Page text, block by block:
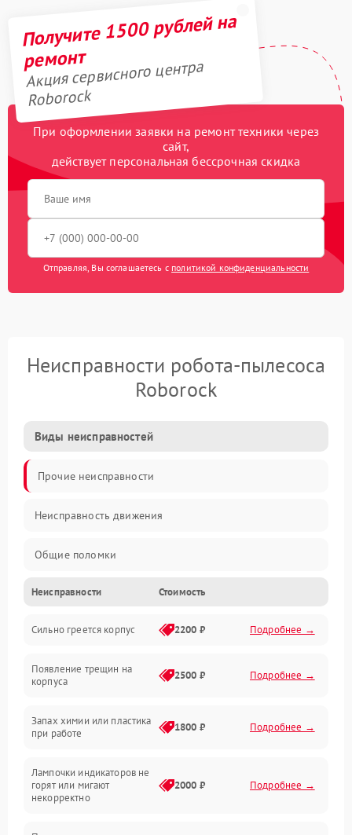
Получите 1500 рублей на
ремонт
Акция сервисного центра
Roborock
При оформлении заявки на ремонт техники через
сайт,
действует персональная бессрочная скидка
Отправляя, Вы соглашаетесь с политикой конфиденциальности
Неисправности робота-пылесоса
Roborock
Виды неисправностей
Прочие неисправности
Неисправность движения
Общие поломки
Неисправность датчиков
Неисправность программного обеспечения
Проблемы с сигналом
Батарея
Неисправности Стоимость
Сильно греется корпус 2200 ₽ Подробнее →
Появление трещин на
корпуса
2500 ₽ Подробнее →
Запах химии или пластика
при работе
1800 ₽ Подробнее →
Лампочки индикаторов не
горят или мигают
некорректно
2000 ₽ Подробнее →